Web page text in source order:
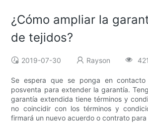
¿Cómo ampliar la
de tejidos?
2019-07-30 Rayson 421
Se espera que se ponga en
posventa para extender la garantía.
garantía extendida tiene términos y
no coincidir con los términos y
firmará un nuevo acuerdo o contrato